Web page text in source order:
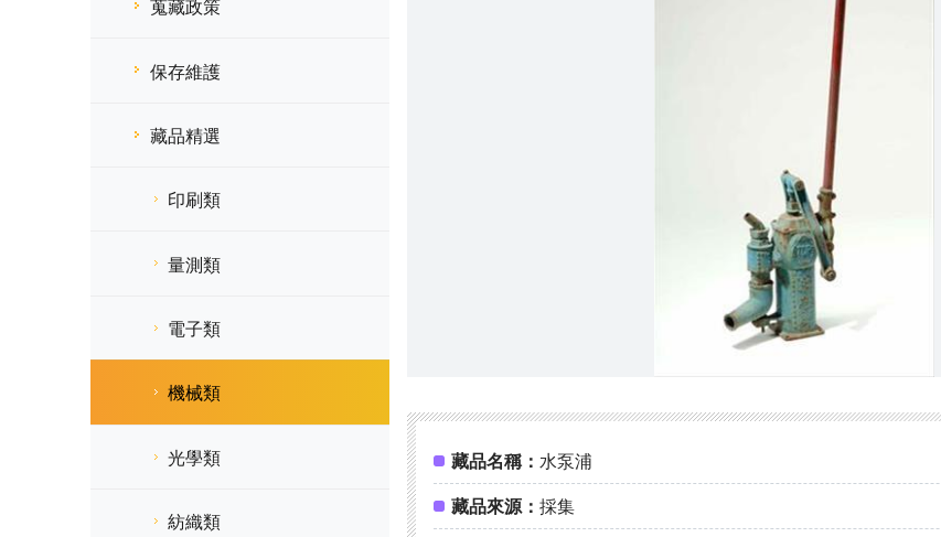
蒐藏政策
保存維護
藏品精選
印刷類
量測類
電子類
機械類
光學類
紡織類
藏品名稱：水泵浦
藏品來源：採集